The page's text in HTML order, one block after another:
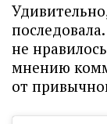
не
мнению
от